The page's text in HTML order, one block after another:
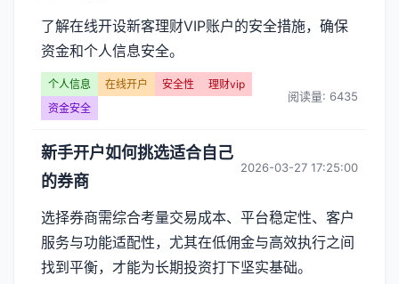
了解在线开设新客理财VIP账户的安全措施，确保
资金和个人信息安全。
个人信息 在线开户 安全性
理财vip
资金安全
阅读量: 6435
新手开户如何挑选适合自己
的券商
2026-03-27 17:25:00
选择券商需综合考量交易成本、平台稳定性、客户
服务与功能适配性，尤其在低佣金与高效执行之间
找到平衡，才能为长期投资打下坚实基础。